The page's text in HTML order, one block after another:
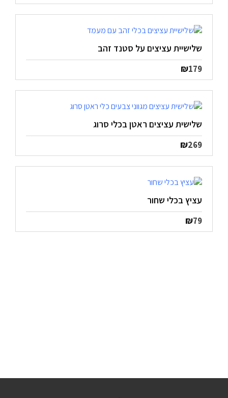
שלישיית עציצים על סטנד זהב
₪179
שלישית עציצים ראטן בכלי סרוג
₪269
עציץ בכלי שחור
₪79